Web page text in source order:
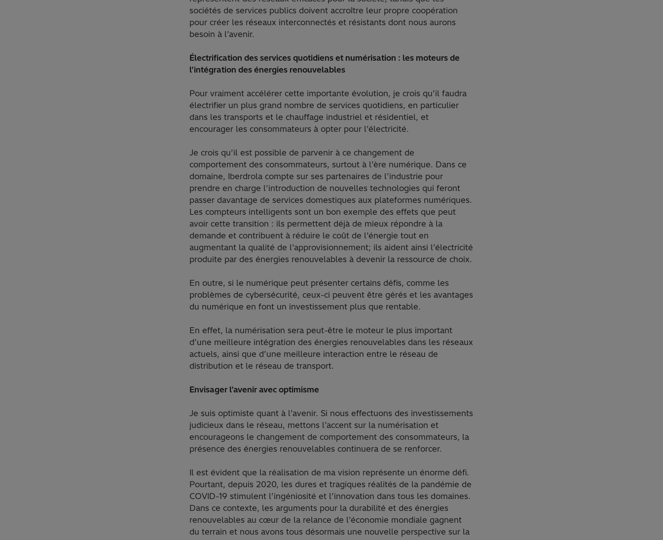
sociétés de services publics doivent accroître leur propre coopération
pour créer les réseaux interconnectés et résistants dont nous aurons
besoin à l’avenir.
Électrification des services quotidiens et numérisation : les moteurs de
l’intégration des énergies renouvelables
Pour vraiment accélérer cette importante évolution, je crois qu’il faudra
électrifier un plus grand nombre de services quotidiens, en particulier
dans les transports et le chauffage industriel et résidentiel, et
encourager les consommateurs à opter pour l’électricité.
Je crois qu’il est possible de parvenir à ce changement de
comportement des consommateurs, surtout à l’ère numérique. Dans ce
domaine, Iberdrola compte sur ses partenaires de l’industrie pour
prendre en charge l’introduction de nouvelles technologies qui feront
passer davantage de services domestiques aux plateformes numériques.
Les compteurs intelligents sont un bon exemple des effets que peut
avoir cette transition : ils permettent déjà de mieux répondre à la
demande et contribuent à réduire le coût de l’énergie tout en
augmentant la qualité de l’approvisionnement; ils aident ainsi l’électricité
produite par des énergies renouvelables à devenir la ressource de choix.
En outre, si le numérique peut présenter certains défis, comme les
problèmes de cybersécurité, ceux-ci peuvent être gérés et les avantages
du numérique en font un investissement plus que rentable.
En effet, la numérisation sera peut-être le moteur le plus important
d’une meilleure intégration des énergies renouvelables dans les réseaux
actuels, ainsi que d’une meilleure interaction entre le réseau de
distribution et le réseau de transport.
Envisager l’avenir avec optimisme
Je suis optimiste quant à l’avenir. Si nous effectuons des investissements
judicieux dans le réseau, mettons l’accent sur la numérisation et
encourageons le changement de comportement des consommateurs, la
présence des énergies renouvelables continuera de se renforcer.
Il est évident que la réalisation de ma vision représente un énorme défi.
Pourtant, depuis 2020, les dures et tragiques réalités de la pandémie de
COVID-19 stimulent l’ingéniosité et l’innovation dans tous les domaines.
Dans ce contexte, les arguments pour la durabilité et des énergies
renouvelables au cœur de la relance de l’économie mondiale gagnent
du terrain et nous avons tous désormais une nouvelle perspective sur la